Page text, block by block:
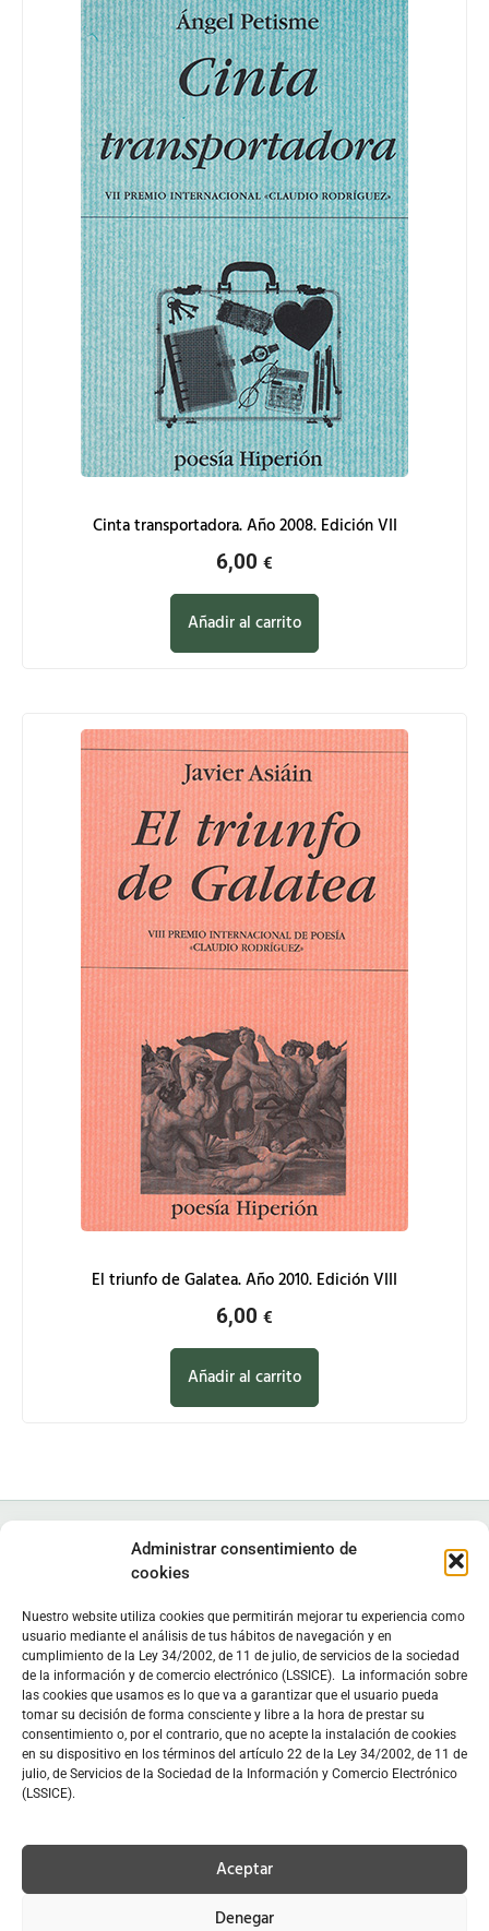
Administrar consentimiento de
cookies
Nuestro website utiliza cookies que permitirán mejorar tu experiencia como
usuario mediante el análisis de tus hábitos de navegación y en
cumplimiento de la Ley 34/2002, de 11 de julio, de servicios de la sociedad
de la información y de comercio electrónico (LSSICE). La información sobre
las cookies que usamos es lo que va a garantizar que el usuario pueda
tomar su decisión de forma consciente y libre a la hora de prestar su
consentimiento o, por el contrario, que no acepte la instalación de cookies
en su dispositivo en los términos del artículo 22 de la Ley 34/2002, de 11 de
julio, de Servicios de la Sociedad de la Información y Comercio Electrónico
(LSSICE).
Aceptar
Denegar
Cinta transportadora. Año 2008. Edición VII
6,00 €
Añadir al carrito
El triunfo de Galatea. Año 2010. Edición VIII
6,00 €
Añadir al carrito
Instituto de Estudios Zamoranos "Florián de Ocampo", IEZFO
Diputación de Zamora - Colegio Universitario de Zamora
Lunes a viernes: 9:30 h - 13:30 h. Lunes y miércoles: 16:30 h -
19:30 h
Sedeen C/ Doctor Carracido,Bibliotecaen Colegio Universitario
C/ Doctor Carracido, s/n. 49006 Zamora, España
www.iezfloriandeocampo.com